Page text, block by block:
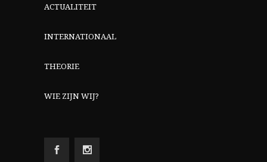
ACTUALITEIT
INTERNATIONAAL
THEORIE
WIE ZIJN WIJ?